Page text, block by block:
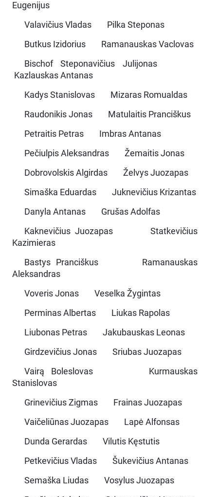
Eugenijus
Valavičius Vladas Pilka Steponas
Butkus Izidorius Ramanauskas Vaclovas
Bischof Steponavičius Julijonas
Kazlauskas Antanas
Kadys Stanislovas Mizaras Romualdas
Raudonikis Jonas Matulaitis Pranciškus
Petraitis Petras Imbras Antanas
Pečiulpis Aleksandras Žemaitis Jonas
Dobrovolskis Algirdas Želvys Juozapas
Simaška Eduardas Juknevičius Krizantas
Danyla Antanas Grušas Adolfas
Kaknevičius Juozapas Statkevičius
Kazimieras
Bastys Pranciškus Ramanauskas
Aleksandras
Voveris Jonas Veselka Žygintas
Perminas Albertas Liukas Rapolas
Liubonas Petras Jakubauskas Leonas
Girdzevičius Jonas Sriubas Juozapas
Vairą Boleslovas Kurmauskas
Stanislovas
Grinevičius Zigmas Frainas Juozapas
Vaičeliūnas Juozapas Lapė Alfonsas
Dunda Gerardas Vilutis Kęstutis
Petkevičius Vladas Šukevičius Antanas
Semaška Liudas Vosylus Juozapas